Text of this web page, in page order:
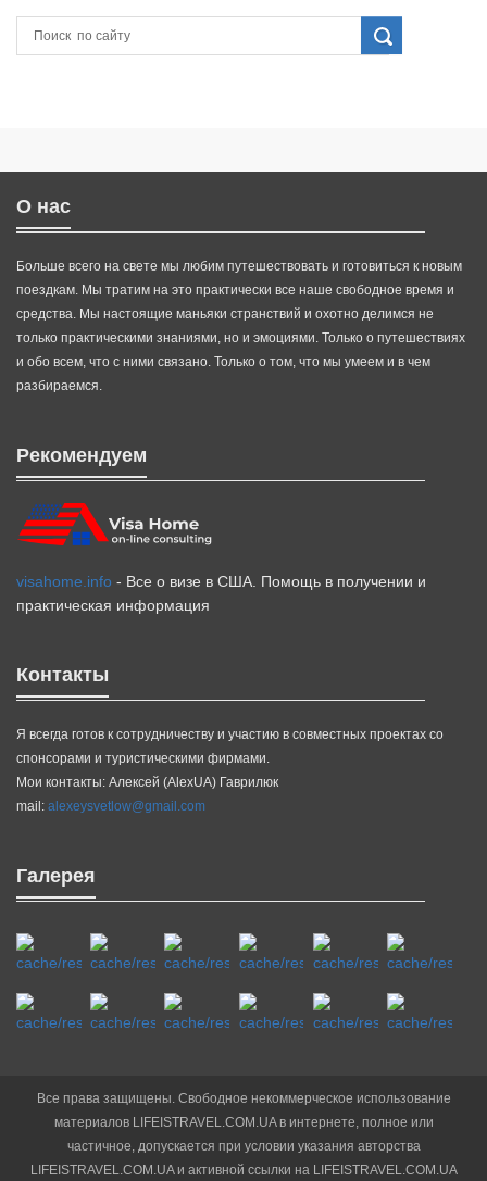
О нас
Больше всего на свете мы любим путешествовать и готовиться к новым
поездкам. Мы тратим на это практически все наше свободное время и
средства. Мы настоящие маньяки странствий и охотно делимся не
только практическими знаниями, но и эмоциями. Только о путешествиях
и обо всем, что с ними связано. Только о том, что мы умеем и в чем
разбираемся.
Рекомендуем
visahome.info - Все о визе в США. Помощь в получении и
практическая информация
Контакты
Я всегда готов к сотрудничеству и участию в совместных проектах со
спонсорами и туристическими фирмами.
Мои контакты: Алексей (AlexUA) Гаврилюк
mail: alexeysvetlow@gmail.com
Галерея
Все права защищены. Свободное некоммерческое использование
материалов LIFEISTRAVEL.COM.UA в интернете, полное или
частичное, допускается при условии указания авторства
LIFEISTRAVEL.COM.UA и активной ссылки на LIFEISTRAVEL.COM.UA